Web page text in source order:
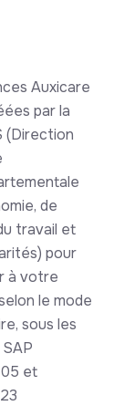
Auxicare
par la
(Direction
de
travail et
pour
à votre
le mode
sous les
et